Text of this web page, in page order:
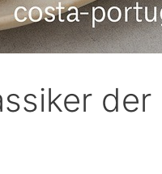
der